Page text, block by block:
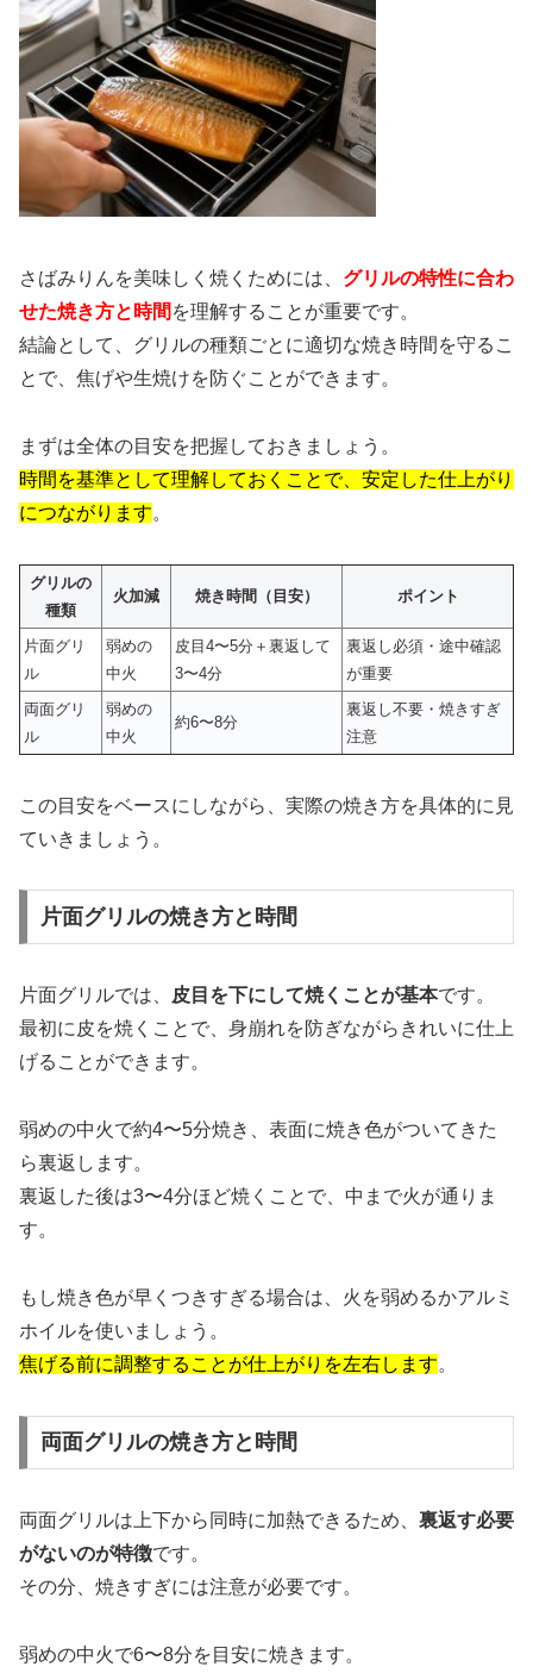
さばみりんを美味しく焼くためには、 グリルの特性に合わ
せた焼き方と時間 を理解することが重要です。
結論として、グリルの種類ごとに適切な焼き時間を守るこ
とで、焦げや生焼けを防ぐことができます。
まずは全体の目安を把握しておきましょう。
時間を基準として理解しておくことで、安定した仕上がり
につながります。
グリルの
種類
火加減 焼き時間（目安） ポイント
片面グリ
ル
弱めの
中火
皮目4〜5分＋裏返して
3〜4分
裏返し必須・途中確認
が重要
両面グリ
ル
弱めの
中火
約6〜8分
裏返し不要・焼きすぎ
注意
この目安をベースにしながら、実際の焼き方を具体的に見
ていきましょう。
片面グリルの焼き方と時間
片面グリルでは、 皮目を下にして焼くことが基本です。
最初に皮を焼くことで、身崩れを防ぎながらきれいに仕上
げることができます。
弱めの中火で約4〜5分焼き、表面に焼き色がついてきた
ら裏返します。
裏返した後は3〜4分ほど焼くことで、中まで火が通りま
す。
もし焼き色が早くつきすぎる場合は、火を弱めるかアルミ
ホイルを使いましょう。
焦げる前に調整することが仕上がりを左右します。
両面グリルの焼き方と時間
両面グリルは上下から同時に加熱できるため、 裏返す必要
がないのが特徴です。
その分、焼きすぎには注意が必要です。
弱めの中火で6〜8分を目安に焼きます。